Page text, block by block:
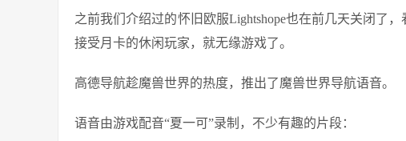
之前我们介绍过的怀旧欧服Lightshope也在前几天关闭了
接受月卡的休闲玩家，就无缘游戏了。
高德导航趁魔兽世界的热度，推出了魔兽世界导航语音。
语音由游戏配音“夏一可”录制，不少有趣的片段：